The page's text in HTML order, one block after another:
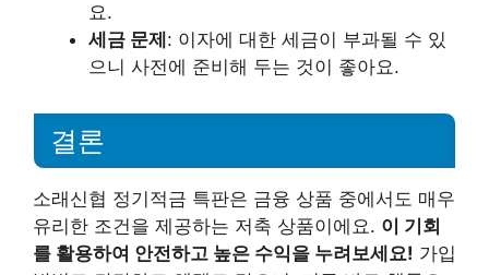
요.
세금 문제 : 이자에 대한 세금이 부과될 수 있
으니 사전에 준비해 두는 것이 좋아요.
결론
소래신협 정기적금 특판은 금융 상품 중에서도 매우
유리한 조건을 제공하는 저축 상품이에요. 이 기회
를 활용하여 안전하고 높은 수익을 누려보세요! 가입